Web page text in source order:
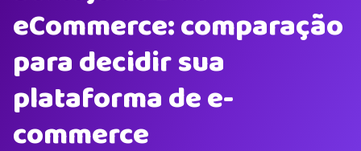
eCommerce: comparação
para decidir sua
plataforma de e-
commerce